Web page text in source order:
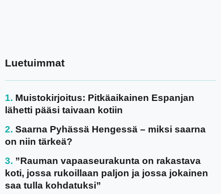
Luetuimmat
Muistokirjoitus: Pitkäaikainen Espanjan
lähetti pääsi taivaan kotiin
Saarna Pyhässä Hengessä – miksi saarna
on niin tärkeä?
”Rauman vapaaseurakunta on rakastava
koti, jossa rukoillaan paljon ja jossa jokainen
saa tulla kohdatuksi”